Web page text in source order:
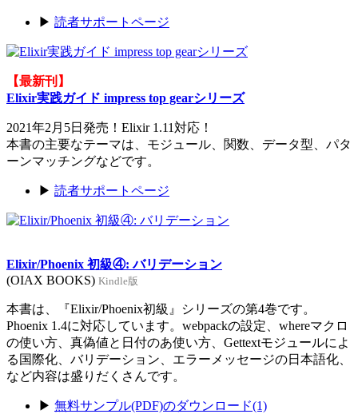
▶ 読者サポートページ
【最新刊】
Elixir実践ガイド impress top gearシリーズ
2021年2月5日発売！Elixir 1.11対応！
本書の主要なテーマは、モジュール、関数、データ型、パタ
ーンマッチングなどです。
▶ 読者サポートページ
Elixir/Phoenix 初級④: バリデーション
(OIAX BOOKS) Kindle版
本書は、『Elixir/Phoenix初級』シリーズの第4巻です。
Phoenix 1.4に対応しています。webpackの設定、whereマクロ
の使い方、真偽値と日付のあ使い方、Gettextモジュールによ
る国際化、バリデーション、エラーメッセージの日本語化、
など内容は盛りだくさんです。
▶ 無料サンプル(PDF)のダウンロード(1)